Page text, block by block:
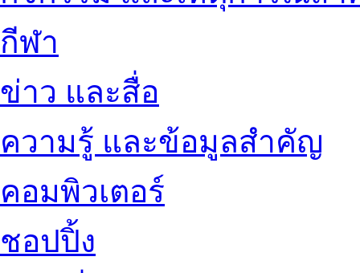
กีฬา
ข่าว และสื่อ
ความรู้ และข้อมูลสำคัญ
คอมพิวเตอร์
ชอปปิ้ง